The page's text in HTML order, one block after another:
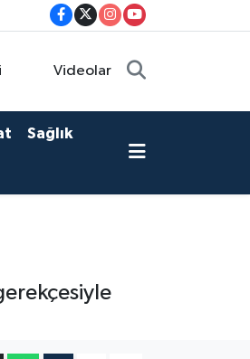
Videolar
Sağlık